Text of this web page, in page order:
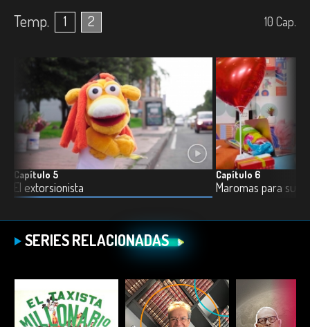
Temp. 1 2 10 Cap.
Capítulo 5
El extorsionista
Capítulo 6
Maromas para
SERIES RELACIONADAS